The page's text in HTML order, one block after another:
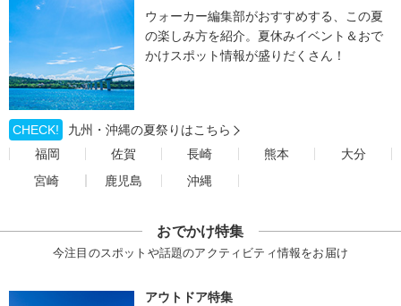
ウォーカー編集部がおすすめする、この夏
の楽しみ方を紹介。夏休みイベント＆おで
かけスポット情報が盛りだくさん！
CHECK!
九州・沖縄の夏祭りはこちら
福岡
佐賀 長崎 熊本
大分
宮崎
鹿児島 沖縄
おでかけ特集
今注目のスポットや話題のアクティビティ情報をお届け
アウトドア特集